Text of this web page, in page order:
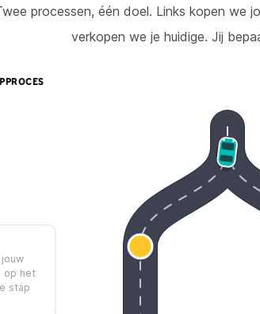
processen, één doel. Links kopen we
verkopen we je huidige. Jij
op het
stap